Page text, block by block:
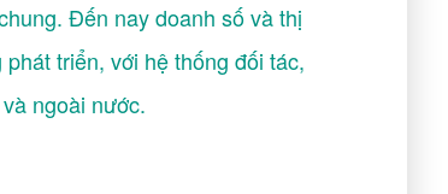
Đến nay doanh số và thị
triển, với hệ thống đối tác,
ngoài nước.